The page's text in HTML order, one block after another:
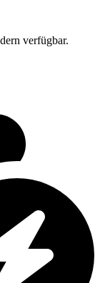
verfügbar.